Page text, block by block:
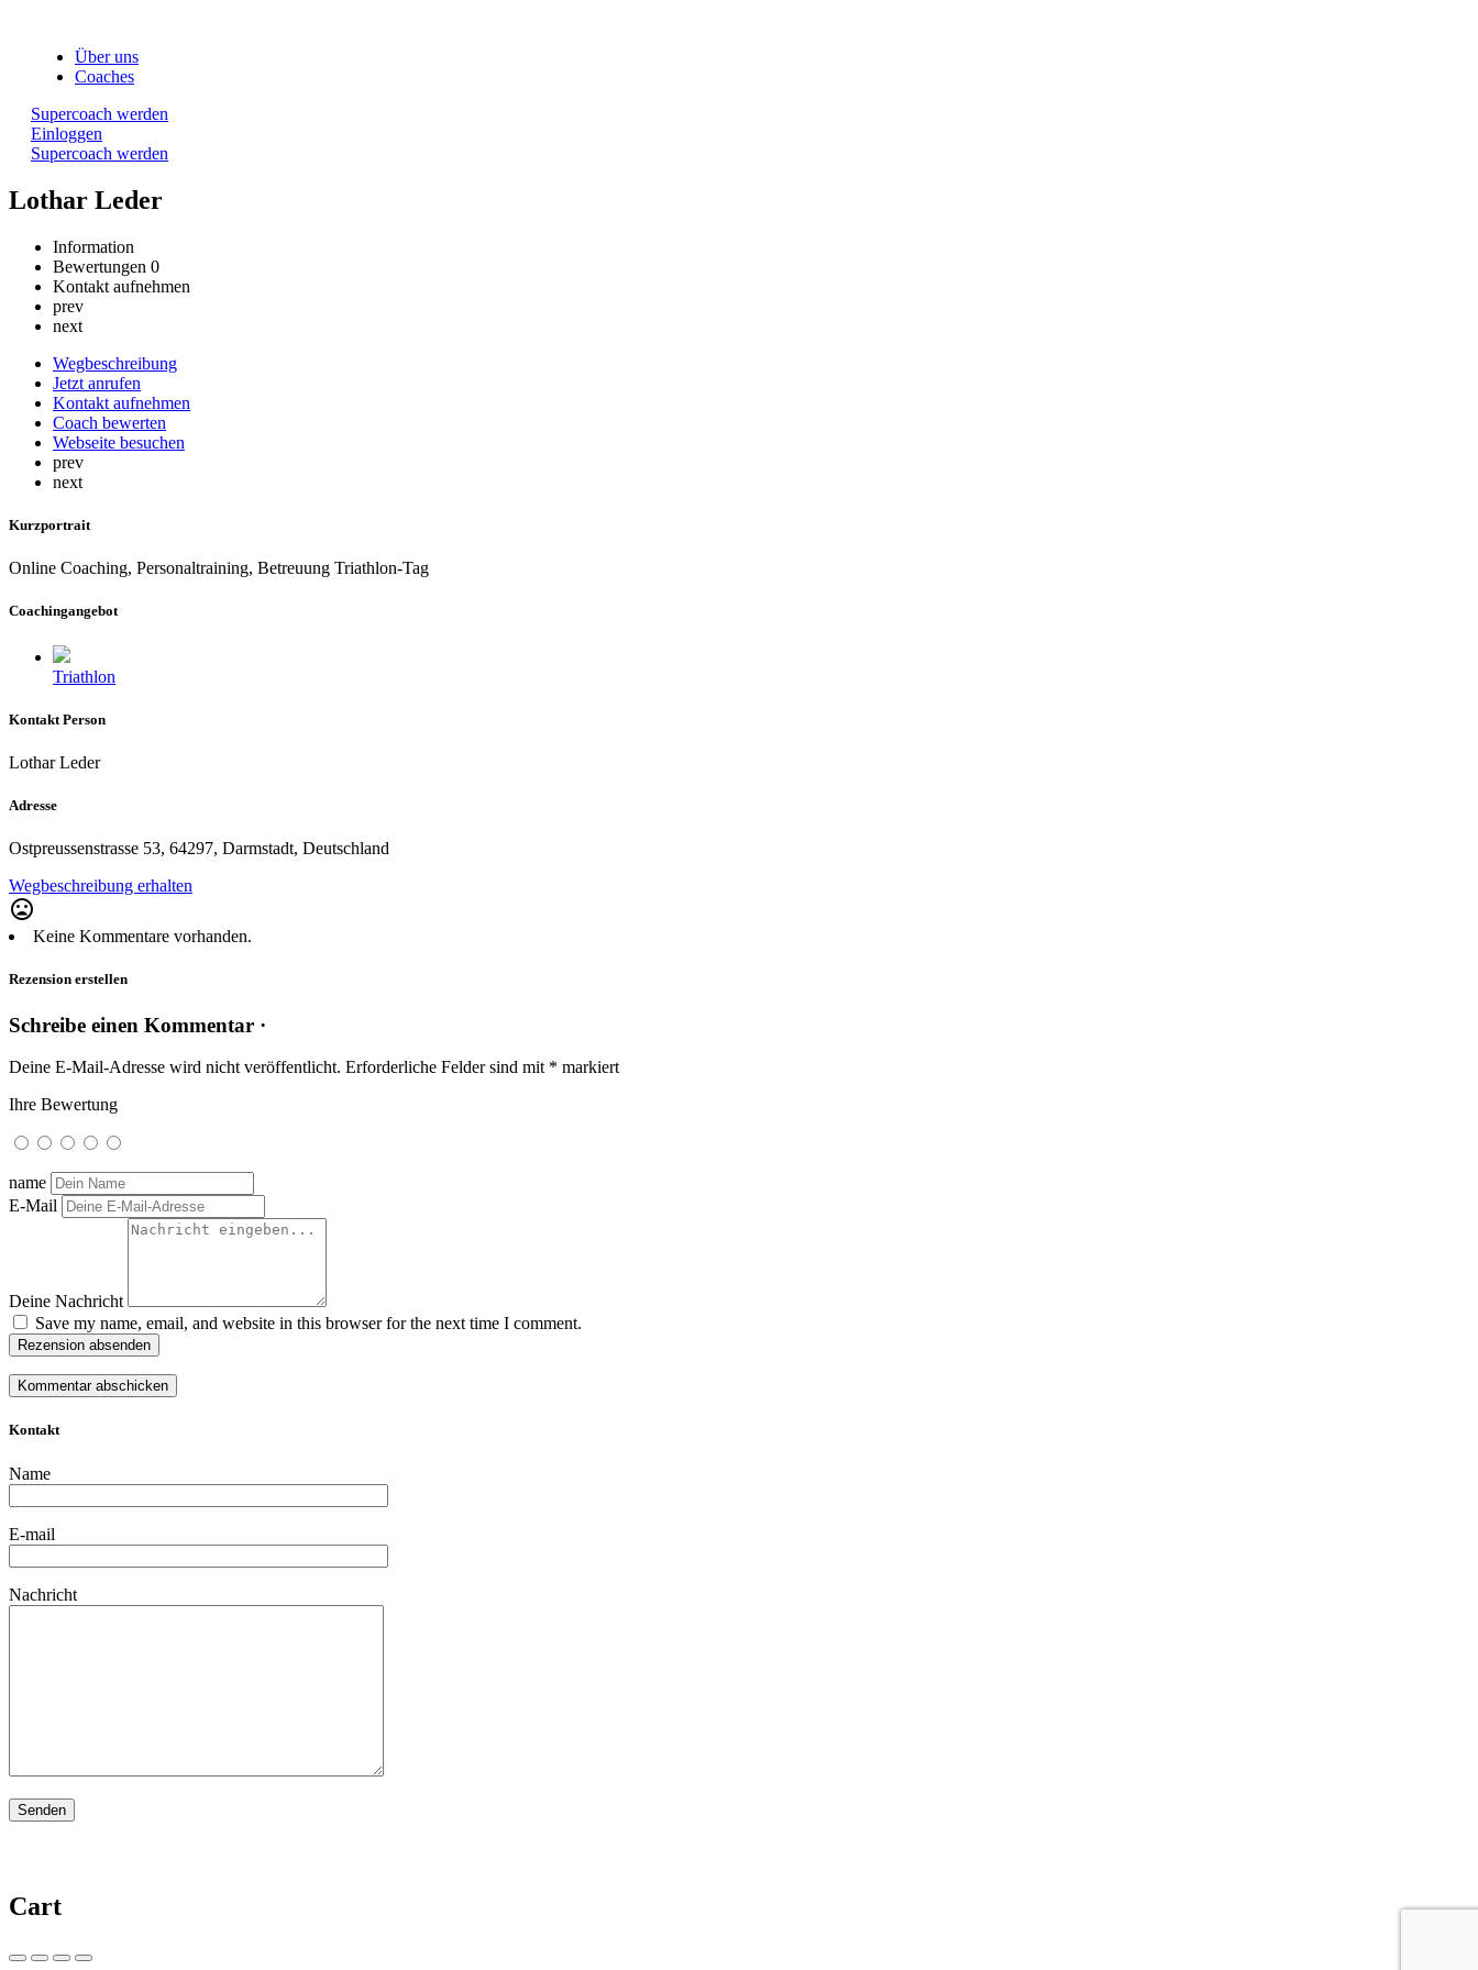
Über uns
Coaches
Supercoach werden
Einloggen
Supercoach werden
Lothar Leder
Information
Bewertungen 0
Kontakt aufnehmen
prev
next
Wegbeschreibung
Jetzt anrufen
Kontakt aufnehmen
Coach bewerten
Webseite besuchen
prev
next
Kurzportrait
Online Coaching, Personaltraining, Betreuung Triathlon-Tag
Coachingangebot
Triathlon
Kontakt Person
Lothar Leder
Adresse
Ostpreussenstrasse 53, 64297, Darmstadt, Deutschland
Wegbeschreibung erhalten
mood_bad
Keine Kommentare vorhanden.
Rezension erstellen
Schreibe einen Kommentar ·
Deine E-Mail-Adresse wird nicht veröffentlicht. Erforderliche Felder sind mit * markiert
Ihre Bewertung
name
E-Mail
Deine Nachricht
Save my name, email, and website in this browser for the next time I comment.
Rezension absenden
Kontakt
Name
E-mail
Nachricht
Cart